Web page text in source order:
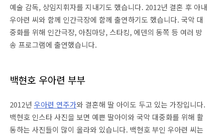
예술 감독, 상임지휘자를 지내기도 했습니다. 2012년 결혼 후 아내
우아련 씨와 함께 인간극장에 함께 출연하기도 했습니다. 국악 대
중화를 위해 인간극장, 아침마당, 스타킹, 에덴의 동쪽 등 여러 방
송 프로그램에 출연했습니다.
백현호 우아련 부부
2012년 우아련 연주가와 결혼해 딸 아이도 두고 있는 가장입니다.
백현호 인스타 사진을 보면 예쁜 딸아이와 국악 대중화를 위해 활
동하는 사진들이 많이 올라와 있습니다. 백현호 부인 우아련 씨는